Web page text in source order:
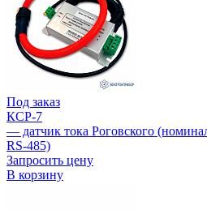
Под заказ
КСР-7
— датчик тока Роговского
RS-485)
Запросить цену
В корзину